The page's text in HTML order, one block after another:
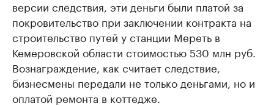
версии следствия, эти деньги были платой за
покровительство при заключении контракта на
строительство путей у станции Мереть в
Кемеровской области стоимостью 530 млн руб.
Вознаграждение, как считает следствие,
бизнесмены передали не только деньгами, но и
оплатой ремонта в коттедже.